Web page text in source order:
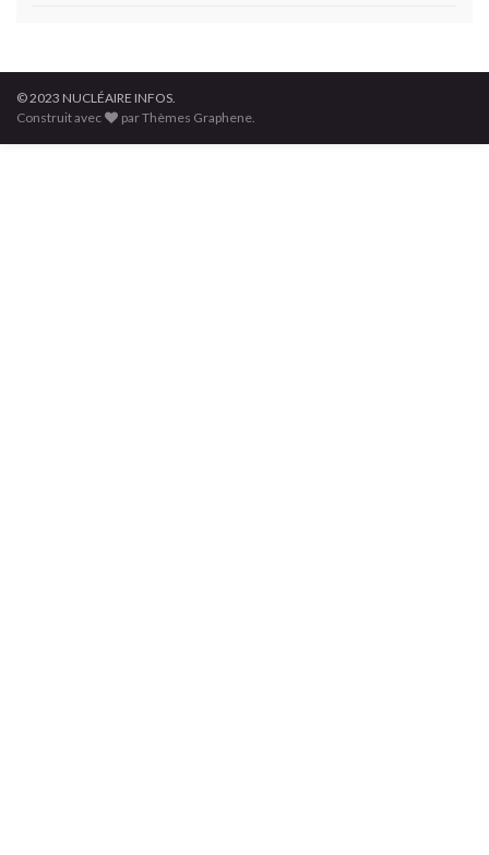
© 2023 NUCLÉAIRE INFOS.
Construit avec
par Thèmes Graphene.